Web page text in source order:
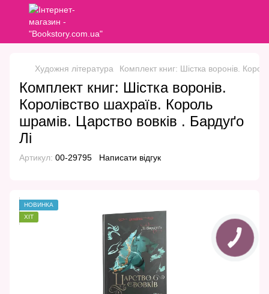
Художня література Комплект книг: Шістка воронів.
Комплект книг: Шістка воронів.
Королівство шахраїв. Король
шрамів. Царство вовків . Бардуґо
Лі
Артикул: 00-29795 Написати відгук
НОВИНКА
ХІТ